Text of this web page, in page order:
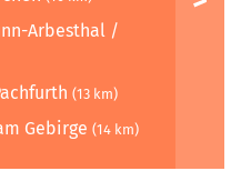
Arbesthal /
(13 km)
Gebirge (14 km)